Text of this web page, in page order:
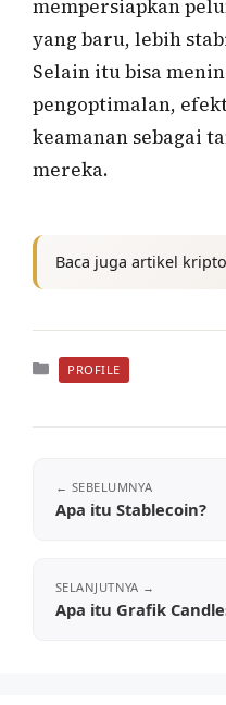
mempersiapkan
yang baru, lebih
Selain itu bisa
pengoptimalan,
keamanan sebagai
mereka.
Baca juga artikel
Kategori
PROFILE
Apa itu Stablecoin?
Apa itu Grafik